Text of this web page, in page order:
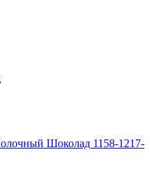
Шоколад 1158-1217-